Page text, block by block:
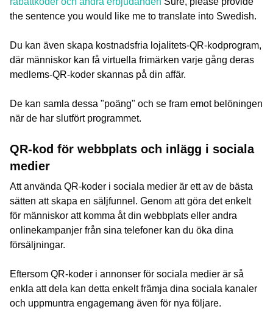
the sentence you would like me to translate into Swedish.
Du kan även skapa kostnadsfria lojalitets-QR-kodprogram,
där människor kan få virtuella frimärken varje gång deras
medlems-QR-koder skannas på din affär.
De kan samla dessa "poäng" och se fram emot belöningen
när de har slutfört programmet.
QR-kod för webbplats och inlägg i sociala
medier
Att använda QR-koder i sociala medier är ett av de bästa
sätten att skapa en säljfunnel. Genom att göra det enkelt
för människor att komma åt din webbplats eller andra
onlinekampanjer från sina telefoner kan du öka dina
försäljningar.
Eftersom QR-koder i annonser för sociala medier är så
enkla att dela kan detta enkelt främja dina sociala kanaler
och uppmuntra engagemang även för nya följare.